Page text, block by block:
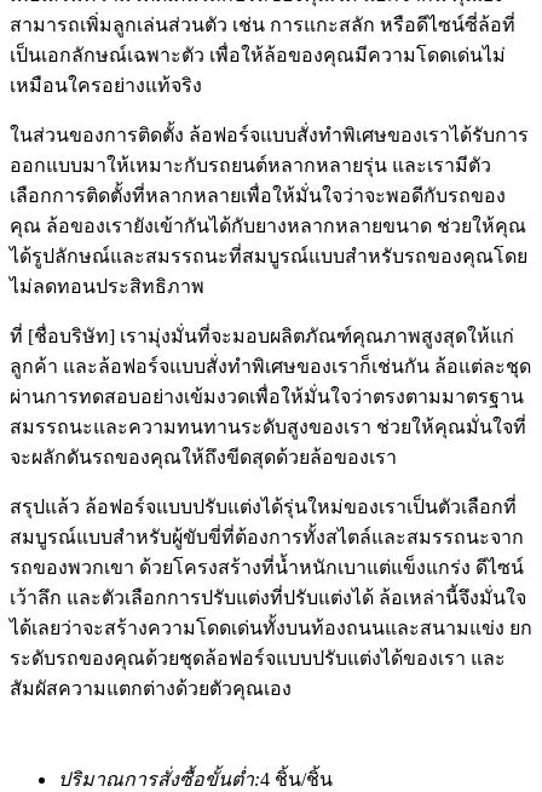
สามารถเพิ่มลูกเล่นส่วนตัว เช่น การแกะสลัก หรือดีไซน์ซี่ล้อที่
เป็นเอกลักษณ์เฉพาะตัว เพื่อให้ล้อของคุณมีความโดดเด่นไม่
เหมือนใครอย่างแท้จริง
ในส่วนของการติดตั้ง ล้อฟอร์จแบบสั่งทำพิเศษของเราได้รับการ
ออกแบบมาให้เหมาะกับรถยนต์หลากหลายรุ่น และเรามีตัว
เลือกการติดตั้งที่หลากหลายเพื่อให้มั่นใจว่าจะพอดีกับรถของ
คุณ ล้อของเรายังเข้ากันได้กับยางหลากหลายขนาด ช่วยให้คุณ
ได้รูปลักษณ์และสมรรถนะที่สมบูรณ์แบบสำหรับรถของคุณโดย
ไม่ลดทอนประสิทธิภาพ
ที่ [ชื่อบริษัท] เรามุ่งมั่นที่จะมอบผลิตภัณฑ์คุณภาพสูงสุดให้แก่
ลูกค้า และล้อฟอร์จแบบสั่งทำพิเศษของเราก็เช่นกัน ล้อแต่ละชุด
ผ่านการทดสอบอย่างเข้มงวดเพื่อให้มั่นใจว่าตรงตามมาตรฐาน
สมรรถนะและความทนทานระดับสูงของเรา ช่วยให้คุณมั่นใจที่
จะผลักดันรถของคุณให้ถึงขีดสุดด้วยล้อของเรา
สรุปแล้ว ล้อฟอร์จแบบปรับแต่งได้รุ่นใหม่ของเราเป็นตัวเลือกที่
สมบูรณ์แบบสำหรับผู้ขับขี่ที่ต้องการทั้งสไตล์และสมรรถนะจาก
รถของพวกเขา ด้วยโครงสร้างที่น้ำหนักเบาแต่แข็งแกร่ง ดีไซน์
เว้าลึก และตัวเลือกการปรับแต่งที่ปรับแต่งได้ ล้อเหล่านี้จึงมั่นใจ
ได้เลยว่าจะสร้างความโดดเด่นทั้งบนท้องถนนและสนามแข่ง ยก
ระดับรถของคุณด้วยชุดล้อฟอร์จแบบปรับแต่งได้ของเรา และ
สัมผัสความแตกต่างด้วยตัวคุณเอง
ปริมาณการสั่งซื้อขั้นต่ำ:4 ชิ้น/ชิ้น